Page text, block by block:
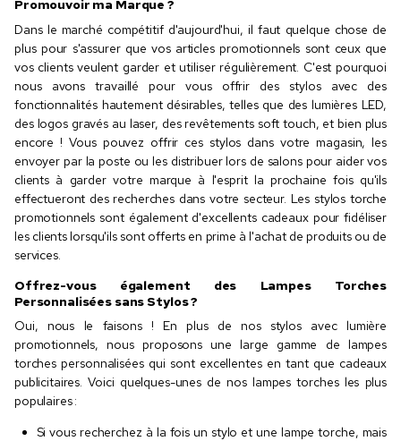
Promouvoir ma Marque ?
Dans le marché compétitif d'aujourd'hui, il faut quelque chose de
plus pour s'assurer que vos articles promotionnels sont ceux que
vos clients veulent garder et utiliser régulièrement. C'est pourquoi
nous avons travaillé pour vous offrir des stylos avec des
fonctionnalités hautement désirables, telles que des lumières LED,
des logos gravés au laser, des revêtements soft touch, et bien plus
encore ! Vous pouvez offrir ces stylos dans votre magasin, les
envoyer par la poste ou les distribuer lors de salons pour aider vos
clients à garder votre marque à l'esprit la prochaine fois qu'ils
effectueront des recherches dans votre secteur. Les stylos torche
promotionnels sont également d'excellents cadeaux pour fidéliser
les clients lorsqu'ils sont offerts en prime à l'achat de produits ou de
services.
Offrez-vous également des Lampes Torches
Personnalisées sans Stylos ?
Oui, nous le faisons ! En plus de nos stylos avec lumière
promotionnels, nous proposons une large gamme de lampes
torches personnalisées qui sont excellentes en tant que cadeaux
publicitaires. Voici quelques-unes de nos lampes torches les plus
populaires :
Si vous recherchez à la fois un stylo et une lampe torche, mais